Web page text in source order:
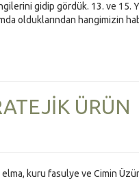
gidip gördük. 13. ve 15.
olduklarından hangimizin
ÜRÜN
kuru fasulye ve Cimin